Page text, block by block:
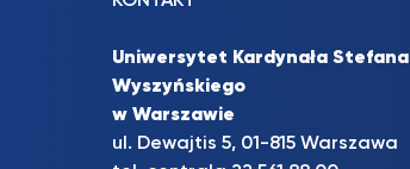
Uniwersytet Kardynała Stefana
Wyszyńskiego
w Warszawie
ul. Dewajtis 5, 01-815 Warszawa